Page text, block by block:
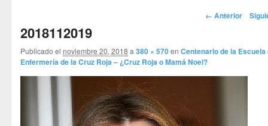
Navegador
← Anterior
2018112019
Publicado el noviembre 20, 2018 a380 × 570enCentenario de la Escuela
Enfermería de la Cruz Roja – ¿Cruz Roja o Mamá Noel?